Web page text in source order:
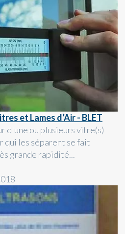
et Lames d’Air - BLET
d'une ou plusieurs vitre(s)
qui les séparent se fait
grande rapidité...